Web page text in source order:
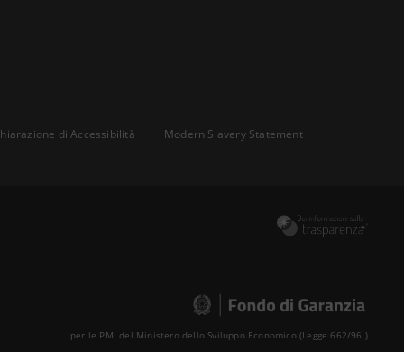
di Accessibilità
Modern Slavery Statement
per le PMI del Ministero dello Sviluppo Economico (Legge 662/96 )